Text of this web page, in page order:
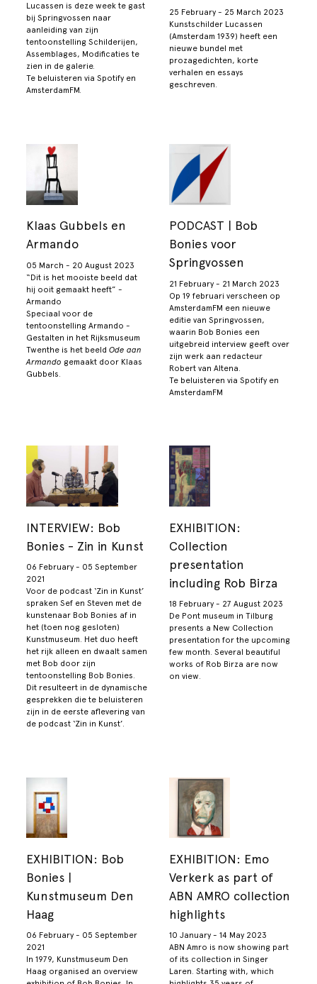
Lucassen is deze week te gast
bij Springvossen naar
aanleiding van zijn
tentoonstelling Schilderijen,
Assemblages, Modificaties te
zien in de galerie.
Te beluisteren via Spotify en
AmsterdamFM.
25 February - 25 March 2023
Kunstschilder Lucassen
(Amsterdam 1939) heeft een
nieuwe bundel met
prozagedichten, korte
verhalen en essays
geschreven.
Klaas Gubbels en
Armando
05 March - 20 August 2023
“Dit is het mooiste beeld dat
hij ooit gemaakt heeft” -
Armando
Speciaal voor de
tentoonstelling Armando -
Gestalten in het Rijksmuseum
Twenthe is het beeldOde aan
Armando gemaakt door Klaas
Gubbels.
PODCAST | Bob
Bonies voor
Springvossen
21 February - 21 March 2023
Op 19 februari verscheen op
AmsterdamFM een nieuwe
editie van Springvossen,
waarin Bob Bonies een
uitgebreid interview geeft over
zijn werk aan redacteur
Robert van Altena.
Te beluisteren via Spotify en
AmsterdamFM
INTERVIEW: Bob
Bonies - Zin in Kunst
06 February - 05 September
2021
Voor de podcast ‘Zin in Kunst’
spraken Sef en Steven met de
kunstenaar Bob Bonies af in
het (toen nog gesloten)
Kunstmuseum. Het duo heeft
het rijk alleen en dwaalt samen
met Bob door zijn
tentoonstelling Bob Bonies.
Dit resulteert in de dynamische
gesprekken die te beluisteren
zijn in de eerste aflevering van
de podcast ‘Zin in Kunst’.
EXHIBITION:
Collection
presentation
including Rob Birza
18 February - 27 August 2023
De Pont museum in Tilburg
presents a New Collection
presentation for the upcoming
few month. Several beautiful
works of Rob Birza are now
on view.
EXHIBITION: Bob
Bonies |
Kunstmuseum Den
Haag
06 February - 05 September
2021
In 1979, Kunstmuseum Den
Haag organised an overview
EXHIBITION: Emo
Verkerk as part of
ABN AMRO collection
highlights
10 January - 14 May 2023
ABN Amro is now showing part
of its collection in Singer
Laren. Starting with, which